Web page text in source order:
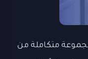
متكاملة من